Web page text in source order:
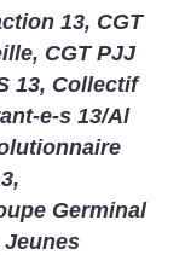
13, CGT
CGT PJJ
13, Collectif
e-s 13/Al
Germinal
Jeunes